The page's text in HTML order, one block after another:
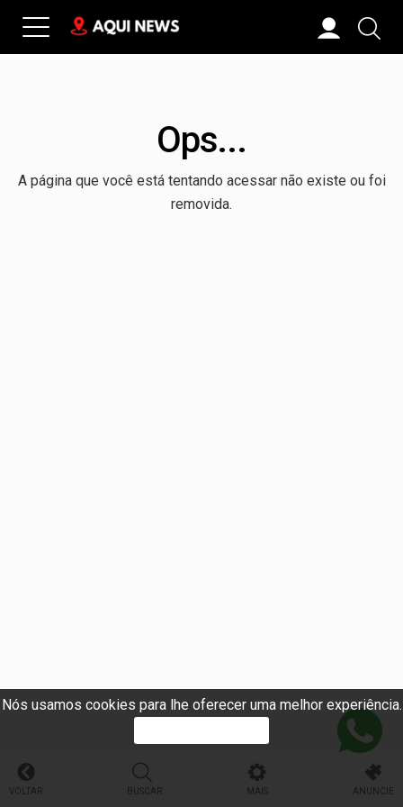
Nós usamos cookies para lhe oferecer uma melhor experiência.
Ops...
A página que você está tentando acessar não existe ou foi
removida.
VOLTAR BUSCAR MAIS ANUNCIE